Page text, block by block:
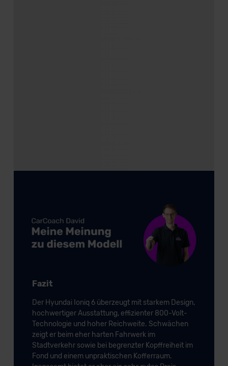
Fazit
Der Hyundai Ioniq 6 überzeugt mit starkem Design,
hochwertiger Ausstattung, effizienter 800-Volt-
Technologie und hoher Reichweite. Schwächen
zeigt er beim eher harten Fahrwerk im
Stadtverkehr sowie bei begrenzter Kopffreiheit im
Fond und einem unpraktischen Kofferraum.